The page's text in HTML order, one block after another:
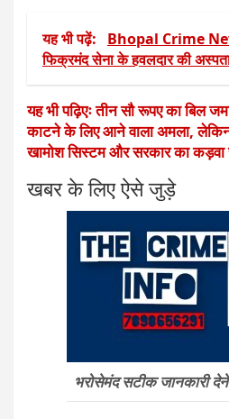
यह भी पढ़ें:
Bhopal Crime
फिक्रमंद सेना के हवलदार की
यह भी पढ़िएः तीन सौ रूपए का बिल
काटने के लिए आने वाला अमला,
खामोश सिस्टम और सरकार का
खबर के लिए ऐसे जुड़े
भरोसेमंद सटीक जानकारी